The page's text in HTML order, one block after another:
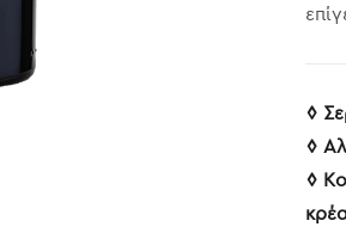
◊
◊
◊